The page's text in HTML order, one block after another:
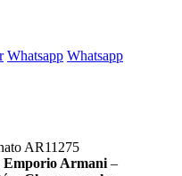
Whatsapp Whatsapp
AR11275
Emporio Armani –